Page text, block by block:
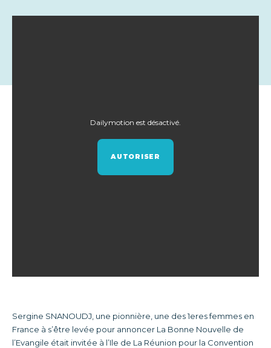
Dailymotion est désactivé.
AUTORISER
Sergine SNANOUDJ, une pionnière, une des 1eres femmes en
France à s’être levée pour annoncer La Bonne Nouvelle de
l’Evangile était invitée à l’Ile de La Réunion pour la Convention